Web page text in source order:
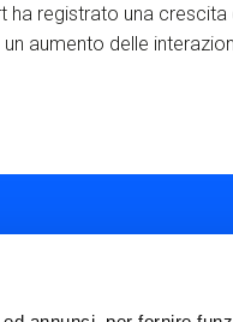
ha registrato una
aumento delle